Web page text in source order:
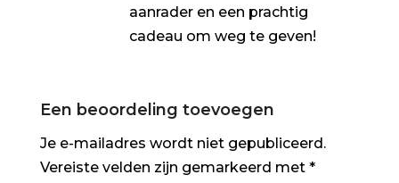
aanrader en een prachtig
cadeau om weg te geven!
Een beoordeling toevoegen
Je e-mailadres wordt niet gepubliceerd.
Vereiste velden zijn gemarkeerd met *